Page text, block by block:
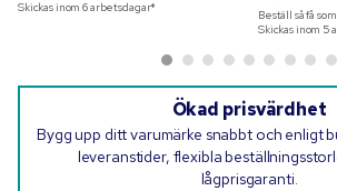
Skickas inom 6 arbetsdagar*
Beställ så få som
Skickas inom 5
Ökad prisvärdhet
Bygg upp ditt varumärke snabbt och enligt
leveranstider, flexibla
lågprisgaranti.